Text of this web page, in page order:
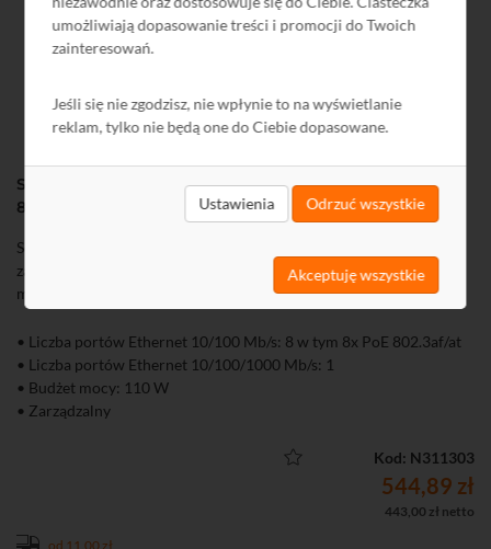
umożliwiają dopasowanie treści i promocji do Twoich
zainteresowań.
Jeśli się nie zgodzisz, nie wpłynie to na wyświetlanie
reklam, tylko nie będą one do Ciebie dopasowane.
Ustawienia Odrzuć wszystkie
Akceptuję wszystkie
Switch Smart PoE Hikvision DS-3E1309P-EI 8xFE (8xPoE
802.3af/at 30 W), 1xGE budżet mocy 110 W
Seria Smart to nowoczesne, inteligentne przełączniki sieciowe
zaprojektowane z myślą o profesjonalnych instalacjach
monitoringu IP.
• Liczba portów Ethernet 10/100 Mb/s: 8 w tym 8x PoE 802.3af/at
• Liczba portów Ethernet 10/100/1000 Mb/s: 1
• Budżet mocy: 110 W
• Zarządzalny
Kod: N311303
544,89 zł
443,00 zł netto
od 11,00 zł